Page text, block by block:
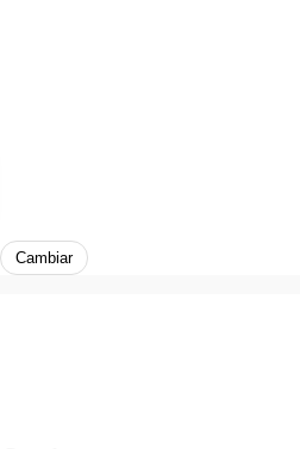
Cambiar